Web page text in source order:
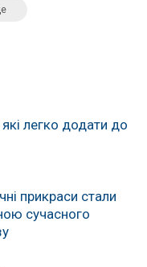
легко додати до
прикраси стали
сучасного